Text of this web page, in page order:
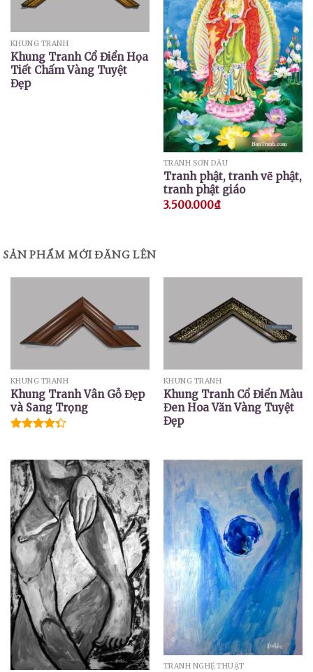
KHUNG TRANH
Khung Tranh Cổ Điển Họa
Tiết Chấm Vàng Tuyệt
Đẹp
TRANH SƠN DẦU
Tranh phật, tranh vẽ phật,
tranh phật giáo
3.500.000₫
SẢN PHẨM MỚI ĐĂNG LÊN
KHUNG TRANH
Khung Tranh Vân Gỗ Đẹp
và Sang Trọng
5 sao
KHUNG TRANH
Khung Tranh Cổ Điển Màu
Đen Hoa Văn Vàng Tuyệt
Đẹp
TRANH NGHỆ THUẬT